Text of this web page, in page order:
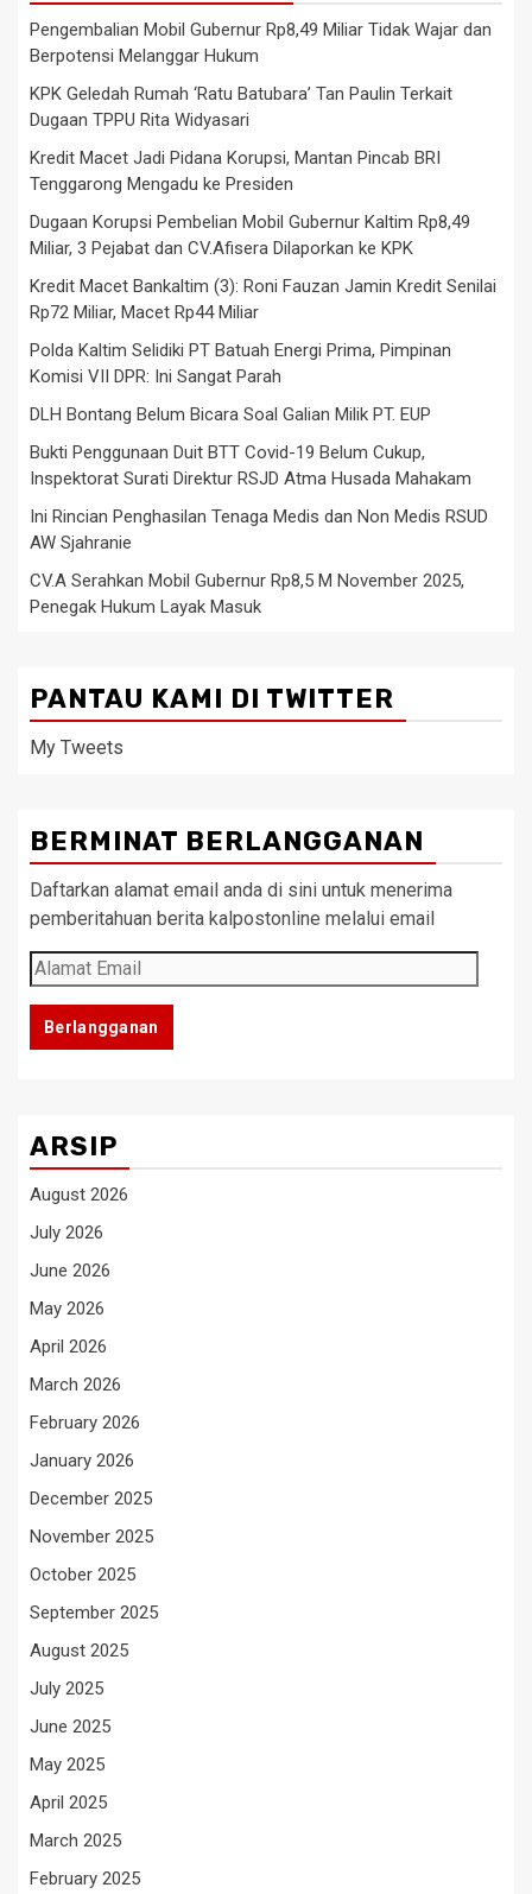
Pengembalian Mobil Gubernur Rp8,49 Miliar Tidak Wajar dan
Berpotensi Melanggar Hukum
KPK Geledah Rumah ‘Ratu Batubara’ Tan Paulin Terkait
Dugaan TPPU Rita Widyasari
Kredit Macet Jadi Pidana Korupsi, Mantan Pincab BRI
Tenggarong Mengadu ke Presiden
Dugaan Korupsi Pembelian Mobil Gubernur Kaltim Rp8,49
Miliar, 3 Pejabat dan CV.Afisera Dilaporkan ke KPK
Kredit Macet Bankaltim (3): Roni Fauzan Jamin Kredit Senilai
Rp72 Miliar, Macet Rp44 Miliar
Polda Kaltim Selidiki PT Batuah Energi Prima, Pimpinan
Komisi VII DPR: Ini Sangat Parah
DLH Bontang Belum Bicara Soal Galian Milik PT. EUP
Bukti Penggunaan Duit BTT Covid-19 Belum Cukup,
Inspektorat Surati Direktur RSJD Atma Husada Mahakam
Ini Rincian Penghasilan Tenaga Medis dan Non Medis RSUD
AW Sjahranie
CV.A Serahkan Mobil Gubernur Rp8,5 M November 2025,
Penegak Hukum Layak Masuk
PANTAU KAMI DI TWITTER
My Tweets
BERMINAT BERLANGGANAN
Daftarkan alamat email anda di sini untuk menerima
pemberitahuan berita kalpostonline melalui email
Alamat
Email
Berlangganan
ARSIP
August 2026
July 2026
June 2026
May 2026
April 2026
March 2026
February 2026
January 2026
December 2025
November 2025
October 2025
September 2025
August 2025
July 2025
June 2025
May 2025
April 2025
March 2025
February 2025